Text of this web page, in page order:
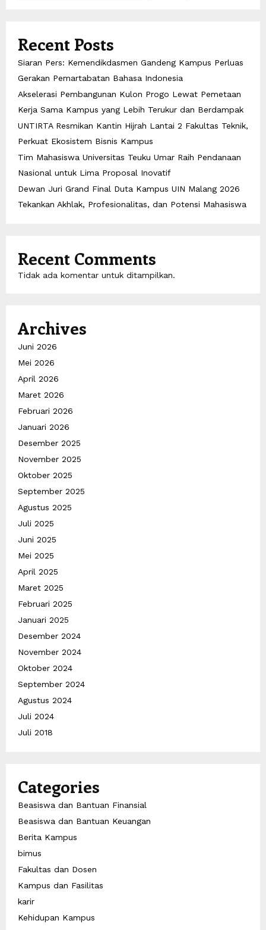
Recent Posts
Siaran Pers: Kemendikdasmen Gandeng Kampus Perluas
Gerakan Pemartabatan Bahasa Indonesia
Akselerasi Pembangunan Kulon Progo Lewat Pemetaan
Kerja Sama Kampus yang Lebih Terukur dan Berdampak
UNTIRTA Resmikan Kantin Hijrah Lantai 2 Fakultas Teknik,
Perkuat Ekosistem Bisnis Kampus
Tim Mahasiswa Universitas Teuku Umar Raih Pendanaan
Nasional untuk Lima Proposal Inovatif
Dewan Juri Grand Final Duta Kampus UIN Malang 2026
Tekankan Akhlak, Profesionalitas, dan Potensi Mahasiswa
Recent Comments
Tidak ada komentar untuk ditampilkan.
Archives
Juni 2026
Mei 2026
April 2026
Maret 2026
Februari 2026
Januari 2026
Desember 2025
November 2025
Oktober 2025
September 2025
Agustus 2025
Juli 2025
Juni 2025
Mei 2025
April 2025
Maret 2025
Februari 2025
Januari 2025
Desember 2024
November 2024
Oktober 2024
September 2024
Agustus 2024
Juli 2024
Juli 2018
Categories
Beasiswa dan Bantuan Finansial
Beasiswa dan Bantuan Keuangan
Berita Kampus
bimus
Fakultas dan Dosen
Kampus dan Fasilitas
karir
Kehidupan Kampus